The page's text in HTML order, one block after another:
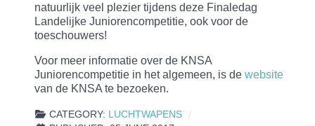
natuurlijk veel plezier tijdens deze Finaledag
Landelijke Juniorencompetitie, ook voor de
toeschouwers!
Voor meer informatie over de KNSA
Juniorencompetitie in het algemeen, is de website
van de KNSA te bezoeken.
CATEGORY: LUCHTWAPENS